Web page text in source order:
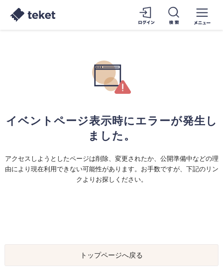
イベントページ表示時にエラーが発生し
ました。
アクセスしようとしたページは削除、変更されたか、公開準備中などの理
由により現在利用できない可能性があります。お手数ですが、下記のリン
クよりお探しください。
トップページへ戻る